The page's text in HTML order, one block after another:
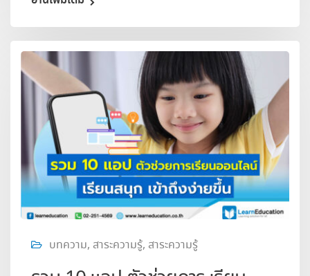
บทความ, สาระความรู้, สาระความรู้